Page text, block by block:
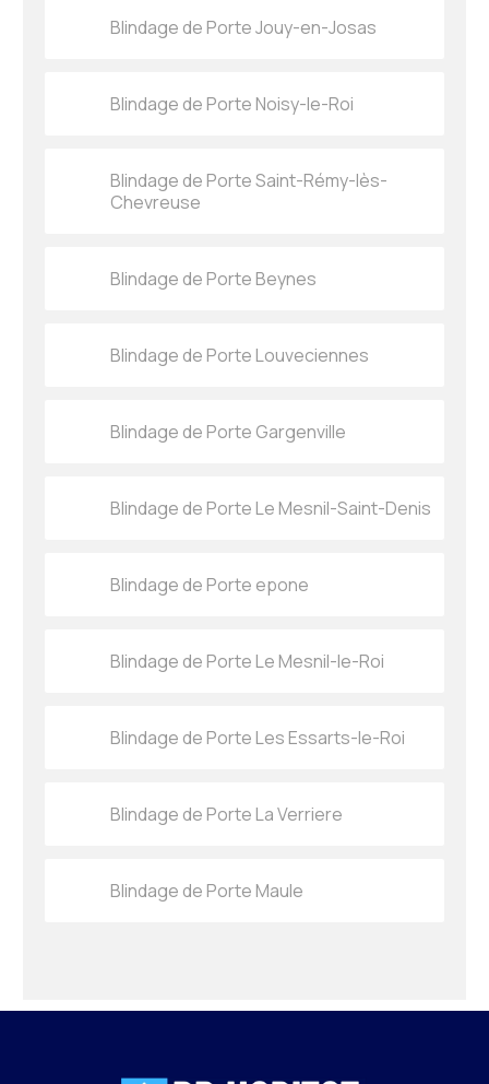
Blindage de Porte Jouy-en-Josas
Blindage de Porte Noisy-le-Roi
Blindage de Porte Saint-Rémy-lès-
Chevreuse
Blindage de Porte Beynes
Blindage de Porte Louveciennes
Blindage de Porte Gargenville
Blindage de Porte Le Mesnil-Saint-Denis
Blindage de Porte epone
Blindage de Porte Le Mesnil-le-Roi
Blindage de Porte Les Essarts-le-Roi
Blindage de Porte La Verriere
Blindage de Porte Maule